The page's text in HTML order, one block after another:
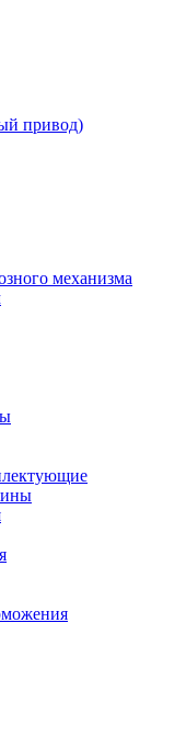
привод)
механизма